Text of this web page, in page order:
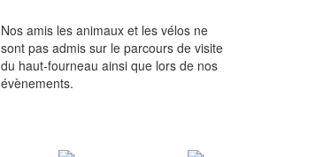
Nos amis les animaux et les vélos ne
sont pas admis sur le parcours de visite
du haut-fourneau ainsi que lors de nos
évènements.